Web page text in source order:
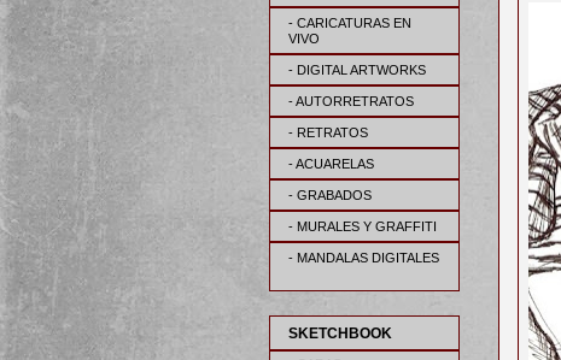
- CARICATURAS EN
VIVO
- DIGITAL ARTWORKS
- AUTORRETRATOS
- RETRATOS
- ACUARELAS
- GRABADOS
- MURALES Y GRAFFITI
- MANDALAS DIGITALES
SKETCHBOOK